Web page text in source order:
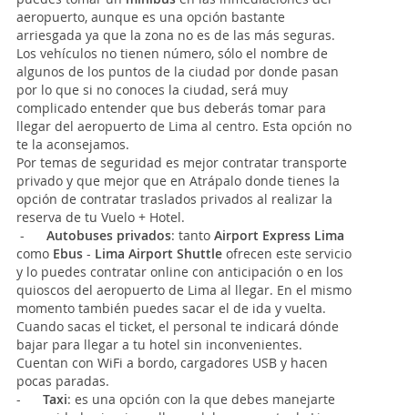
aeropuerto, aunque es una opción bastante
arriesgada ya que la zona no es de las más seguras.
Los vehículos no tienen número, sólo el nombre de
algunos de los puntos de la ciudad por donde pasan
por lo que si no conoces la ciudad, será muy
complicado entender que bus deberás tomar para
llegar del aeropuerto de Lima al centro. Esta opción no
te la aconsejamos.
Por temas de seguridad es mejor contratar transporte
privado y que mejor que en Atrápalo donde tienes la
opción de contratar traslados privados al realizar la
reserva de tu Vuelo + Hotel.
- Autobuses privados: tanto Airport Express Lima
como Ebus - Lima Airport Shuttle ofrecen este servicio
y lo puedes contratar online con anticipación o en los
quioscos del aeropuerto de Lima al llegar. En el mismo
momento también puedes sacar el de ida y vuelta.
Cuando sacas el ticket, el personal te indicará dónde
bajar para llegar a tu hotel sin inconvenientes.
Cuentan con WiFi a bordo, cargadores USB y hacen
pocas paradas.
- Taxi: es una opción con la que debes manejarte